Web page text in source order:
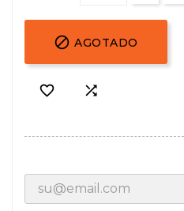
 AGOTADO
 